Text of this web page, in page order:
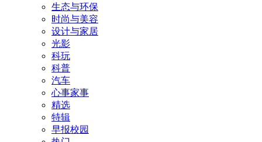
生态与环保
时尚与美容
设计与家居
光影
科玩
科普
汽车
心事家事
精选
特辑
早报校园